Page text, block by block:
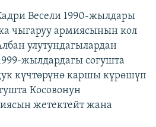
Весели 1990-жылдары
чыгаруу армиясынын кол
улутундагылардан
жылдардагы согушта
күчтөрүнө каршы күрөшүп
Косовонун
жетектейт жана